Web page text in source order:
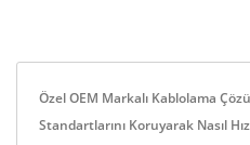
Özel OEM Markalı Kablolama
Standartlarını Koruyarak Nasıl